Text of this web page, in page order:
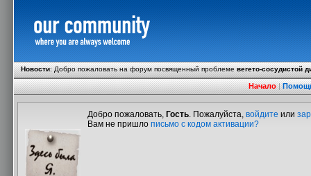
Новости:Добро пожаловать на форум посвященный проблемевегето-сосудистой
Начало|
Добро пожаловать, Гость. Пожалуйста, войдите или
Вам не пришло письмо с кодом активации?